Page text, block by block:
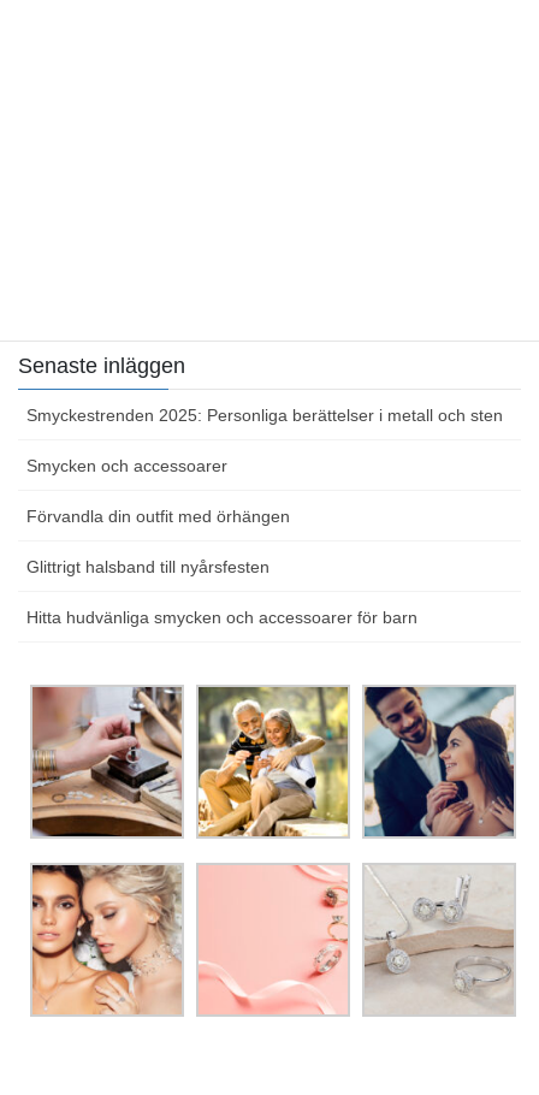
Senaste inläggen
Smyckestrenden 2025: Personliga berättelser i metall och sten
Smycken och accessoarer
Förvandla din outfit med örhängen
Glittrigt halsband till nyårsfesten
Hitta hudvänliga smycken och accessoarer för barn